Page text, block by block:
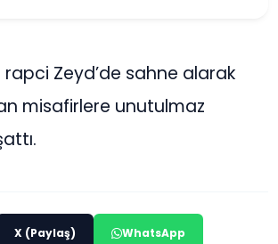
Zeyd’de sahne alarak
misafirlere unutulmaz
X (Paylaş) WhatsApp